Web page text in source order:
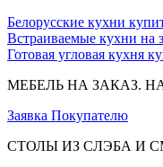
Белорусские кухни
Встраиваемые кухни на
Готовая угловая кухня
МЕБЕЛЬ НА ЗАКАЗ.
Заявка Покупателю
СТОЛЫ ИЗ СЛЭБА И